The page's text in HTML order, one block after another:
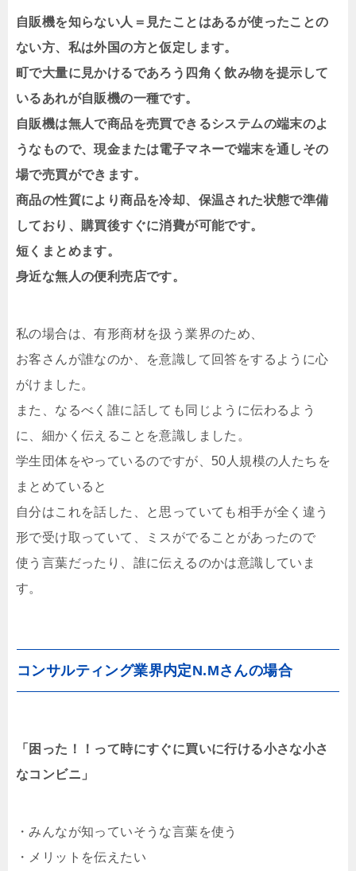
自販機を知らない人＝見たことはあるが使ったことの
ない方、私は外国の方と仮定します。
町で大量に見かけるであろう四角く飲み物を提示して
いるあれが自販機の一種です。
自販機は無人で商品を売買できるシステムの端末のよ
うなもので、現金または電子マネーで端末を通しその
場で売買ができます。
商品の性質により商品を冷却、保温された状態で準備
しており、購買後すぐに消費が可能です。
短くまとめます。
身近な無人の便利売店です。
私の場合は、有形商材を扱う業界のため、
お客さんが誰なのか、を意識して回答をするように心
がけました。
また、なるべく誰に話しても同じように伝わるよう
に、細かく伝えることを意識しました。
学生団体をやっているのですが、50人規模の人たちを
まとめていると
自分はこれを話した、と思っていても相手が全く違う
形で受け取っていて、ミスがでることがあったので
使う言葉だったり、誰に伝えるのかは意識していま
す。
コンサルティング業界内定N.Mさんの場合
「困った！！って時にすぐに買いに行ける小さな小さ
なコンビニ」
・みんなが知っていそうな言葉を使う
・メリットを伝えたい